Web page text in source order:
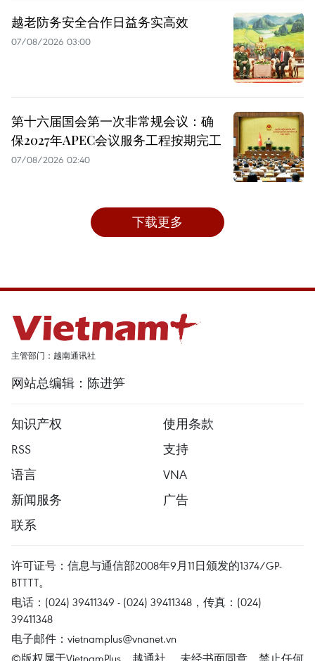
越老防务安全合作日益务实高效
07/08/2026 03:00
第十六届国会第一次非常规会议：确
保2027年APEC会议服务工程按期完工
07/08/2026 02:40
下载更多
主管部门：越南通讯社
网站总编辑：陈进笋
知识产权
使用条款
RSS
支持
语言
VNA
新闻服务
广告
联系
许可证号：信息与通信部2008年9月11日颁发的1374/GP-
BTTTT。
电话：(024) 39411349 - (024) 39411348，传真：(024)
39411348
电子邮件： vietnamplus@vnanet.vn
©版权属于VietnamPlus、越通社。 未经书面同意，禁止任何